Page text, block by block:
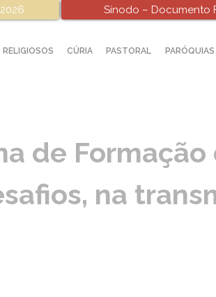
Sínodo – Documento
RELIGIOSOS CÚRIA PASTORAL PARÓQUIAS
de Formação
na